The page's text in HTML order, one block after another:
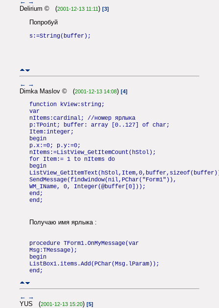
Delirium © (2001-12-13 11:11) [3]
Попробуй
s:=String(buffer);
← →
Dimka Maslov © (2001-12-13 14:08) [4]
function kView:string;
var
nItems:cardinal; //номер ярлыка
p:TPoint; buffer: array [0..127] of char;
Item:integer;
begin
p.x:=0; p.y:=0;
nItems:=ListView_GetItemCount(hStol);
for Item:= 1 to nItems do
begin
SendMessage(findwindow(nil,PChar("Form1")),
WM_IName, 0, Integer(@buffer[0]));
end;
end;
Получаю имя ярлыка :
procedure TForm1.OnMyMessage(var
Msg:TMessage);
begin
ListBox1.items.Add(PChar(Msg.lParam));
end;
← →
YUS (2001-12-13 15:20) [5]